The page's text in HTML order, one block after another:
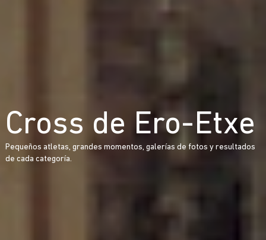
Cross de Ero-Etxe
Pequeños atletas, grandes momentos, galerías de fotos y resultados
de cada categoría.